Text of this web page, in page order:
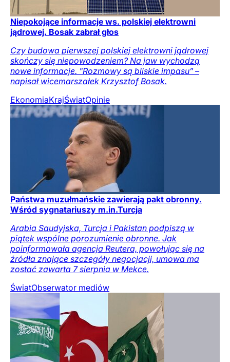
Niepokojące informacje ws. polskiej elektrowni
jądrowej. Bosak zabrał głos
Czy budowa pierwszej polskiej elektrowni jądrowej
skończy się niepowodzeniem? Na jaw wychodzą
nowe informacje. "Rozmowy są bliskie impasu” –
napisał wicemarszałek Krzysztof Bosak.
EkonomiaKrajŚwiatOpinie
Państwa muzułmańskie zawierają pakt obronny.
Wśród sygnatariuszy m.in.Turcja
Arabia Saudyjska, Turcja i Pakistan podpiszą w
piątek wspólne porozumienie obronne. Jak
poinformowała agencja Reutera, powołując się na
źródła znające szczegóły negocjacji, umowa ma
zostać zawarta 7 sierpnia w Mekce.
ŚwiatObserwator mediów